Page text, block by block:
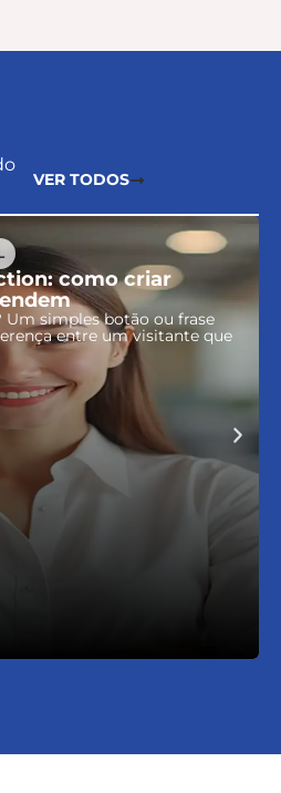
VER TODOS
como criar
Um simples botão ou frase
entre um visitante que